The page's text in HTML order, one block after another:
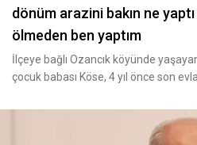
dönüm arazini bakın ne
ölmeden ben yaptım
İlçeye bağlı Ozancık köyünde
çocuk babası Köse, 4 yıl önce son